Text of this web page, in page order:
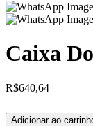
Caixa
R$640,64
Adicionar ao